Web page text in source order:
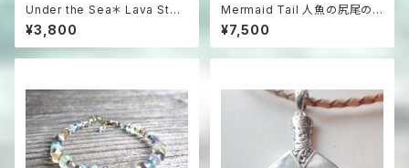
Under the Sea＊ Lava Ston
e Aroma Essential Oil Diffu
ser Bracelet☆浅瀬の海のア
ロマブレスレット
¥3,800
Mermaid Tail 人魚の尻尾の
革紐ハワイアンネックレス パウ
アシェル＆シルバー925
¥7,500